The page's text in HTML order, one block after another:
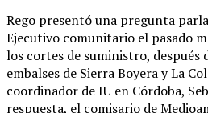
Rego presentó una pregunta
Ejecutivo comunitario el pasado
los cortes de suministro, después
embalses de Sierra Boyera y La
coordinador de IU en Córdoba,
respuesta, el comisario de